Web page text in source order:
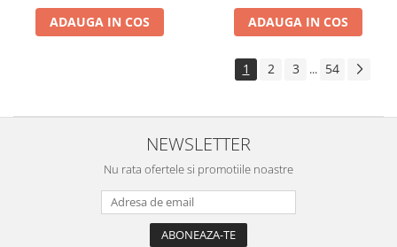
ADAUGA IN COS ADAUGA IN COS
1 2 3 ... 54
NEWSLETTER
Nu rata ofertele si promotiile noastre